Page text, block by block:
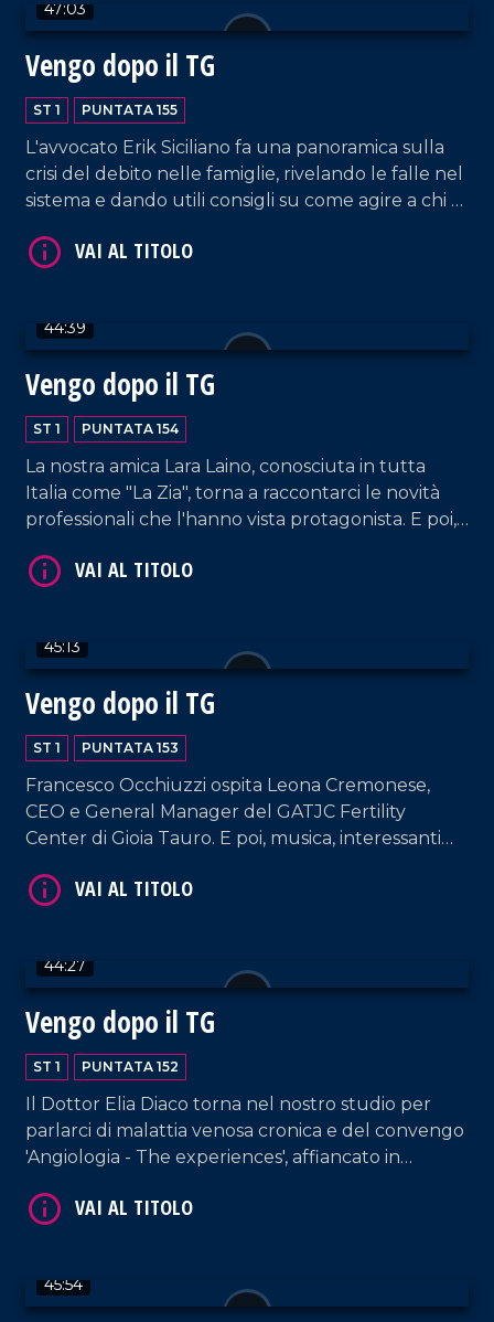
47:03
Vengo dopo il TG
ST 1 PUNTATA 155
L'avvocato Erik Siciliano fa una panoramica sulla
crisi del debito nelle famiglie, rivelando le falle nel
sistema e dando utili consigli su come agire a chi è
44:39
Vengo dopo il TG
ST 1 PUNTATA 154
La nostra amica Lara Laino, conosciuta in tutta
Italia come "La Zia", torna a raccontarci le novità
professionali che l'hanno vista protagonista. E poi,
suo chitarrista Tani Lo Schiavo) racconta la sua
Stella".
45:13
Vengo dopo il TG
ST 1 PUNTATA 153
Francesco Occhiuzzi ospita Leona Cremonese,
CEO e General Manager del GATJC Fertility
Center di Gioia Tauro. E poi, musica, interessanti
44:27
Vengo dopo il TG
ST 1 PUNTATA 152
Il Dottor Elia Diaco torna nel nostro studio per
parlarci di malattia venosa cronica e del convengo
'Angiologia - The experiences', affiancato in
Presidente onorario della International Union of
noto sui social per il suo "E Walaaaa".
VAI AL TITOLO
45:54
VAI AL TITOLO
VAI AL TITOLO
VAI AL TITOLO
VAI AL TITOLO